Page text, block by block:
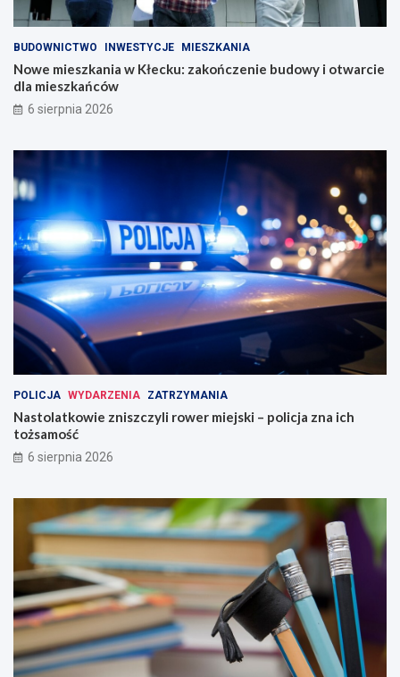
BUDOWNICTWO INWESTYCJE MIESZKANIA
Nowe mieszkania w Kłecku: zakończenie budowy i otwarcie
dla mieszkańców
6 sierpnia 2026
POLICJA WYDARZENIA ZATRZYMANIA
Nastolatkowie zniszczyli rower miejski – policja zna ich
tożsamość
6 sierpnia 2026